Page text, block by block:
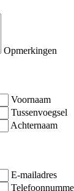
Opmerkingen
Voornaam
Tussenvoegsel
Achternaam
E-mailadres